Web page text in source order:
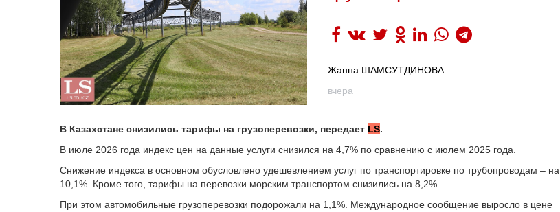
Жанна ШАМСУТДИНОВА
вчера
В Казахстане снизились тарифы на грузоперевозки, передает LS.
В июле 2026 года индекс цен на данные услуги снизился на 4,7% по сравнению с июлем 2025 года.
Снижение индекса в основном обусловлено удешевлением услуг по транспортировке по трубопроводам – на
10,1%. Кроме того, тарифы на перевозки морским транспортом снизились на 8,2%.
При этом автомобильные грузоперевозки подорожали на 1,1%. Международное сообщение выросло в цене